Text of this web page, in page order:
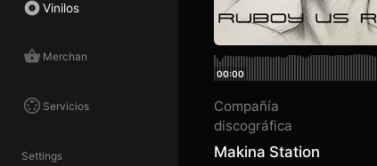
Vinilos
Merchan
Servicios
Settings
00:00
Compañía
discográfica
Makina Station